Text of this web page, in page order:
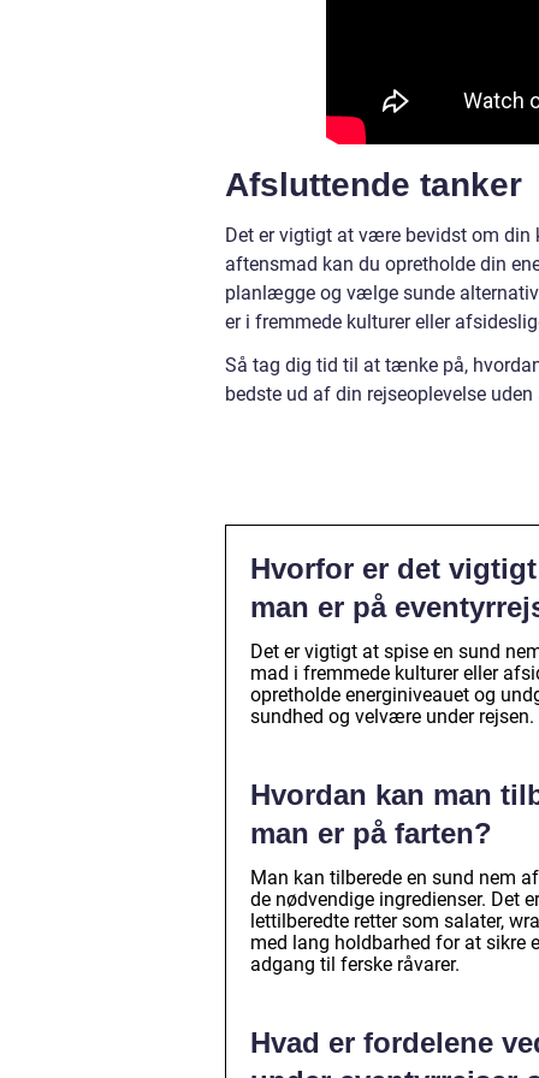
Afsluttende tanker
Det er vigtigt at være bevidst om din
aftensmad kan du opretholde din
planlægge og vælge sunde
er i fremmede kulturer eller
Så tag dig tid til at tænke på,
bedste ud af din rejseoplevelse
Hvorfor er det
man er på
Det er vigtigt at spise en sund
mad i fremmede kulturer eller
opretholde energiniveauet og
sundhed og velvære under rejsen.
Hvordan kan man
man er på farten?
Man kan tilberede en sund nem
de nødvendige ingredienser. Det
lettilberedte retter som salater,
med lang holdbarhed for at sikre
adgang til ferske råvarer.
Hvad er fordelene